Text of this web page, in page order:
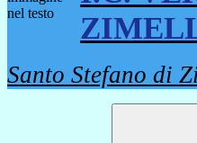
Santo Stefano di